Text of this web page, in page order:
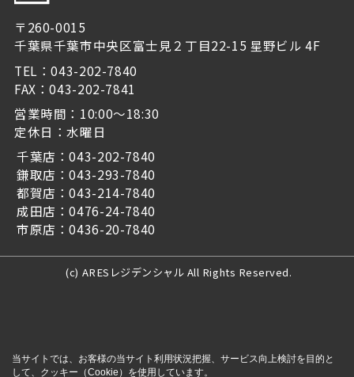
〒260-0015
千葉県千葉市中央区富士見２丁目22-15 星野ビル 4F
TEL：043-202-7840
FAX：043-202-7841
営業時間：10:00～18:30
定休日：水曜日
千葉店：043-202-7840
鎌取店：043-293-7840
都賀店：043-214-7840
成田店：0476-24-7840
市原店：0436-20-7840
(c) ARESレジデンシャル All Rights Reserved.
当サイトでは、お客様の当サイト利用状況把握、サービス向上検討を目的と
して、クッキー（Cookie）を使用しています。